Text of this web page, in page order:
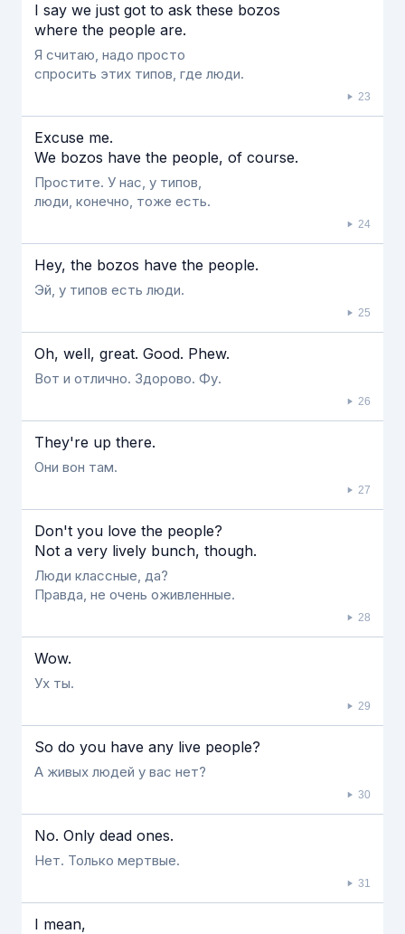
I say we just got to ask these bozos
where the people are.
Я считаю, надо просто
спросить этих типов, где люди.
23
Excuse me.
We bozos have the people, of course.
Простите. У нас, у типов,
люди, конечно, тоже есть.
24
Hey, the bozos have the people.
Эй, у типов есть люди.
25
Oh, well, great. Good. Phew.
Вот и отлично. Здорово. Фу.
26
They're up there.
Они вон там.
27
Don't you love the people?
Not a very lively bunch, though.
Люди классные, да?
Правда, не очень оживленные.
28
Wow.
Ух ты.
29
So do you have any live people?
А живых людей у вас нет?
30
No. Only dead ones.
Нет. Только мертвые.
31
I mean,